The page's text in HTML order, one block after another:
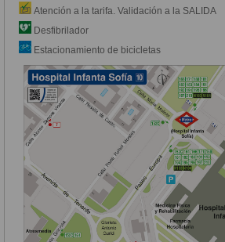
Atención a la tarifa. Validación a la SALIDA
Desfibrilador
Estacionamiento de bicicletas